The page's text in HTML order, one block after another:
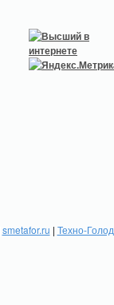
smetafor.ru | Техно-Голод